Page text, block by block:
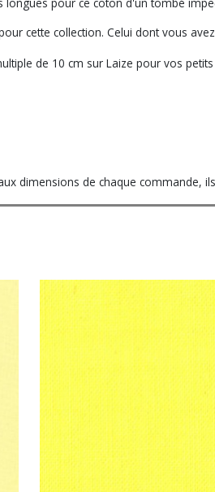
cette collection. Celui dont vous
de 10 cm sur Laize pour vos
dimensions de chaque commande,